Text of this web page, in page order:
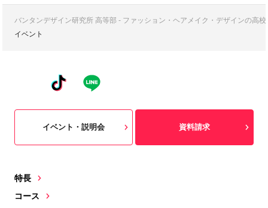
バンタンデザイン研究所 高等部 - ファッション・ヘアメイク・デザインの高
イベント
特長
コース
イベント・説明会 資料請求